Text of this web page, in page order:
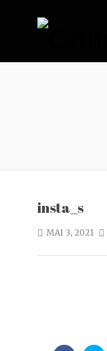
insta_s
MAI 3, 2021